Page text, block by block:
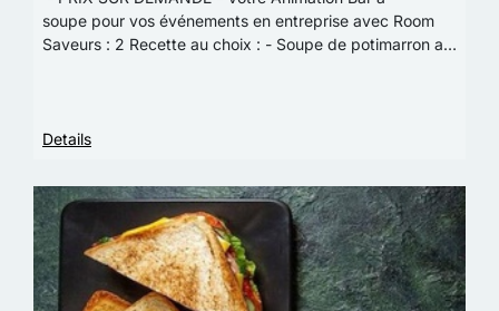
soupe pour vos événements en entreprise avec Room
Saveurs : 2 Recette au choix : - Soupe de potimarron au
Details